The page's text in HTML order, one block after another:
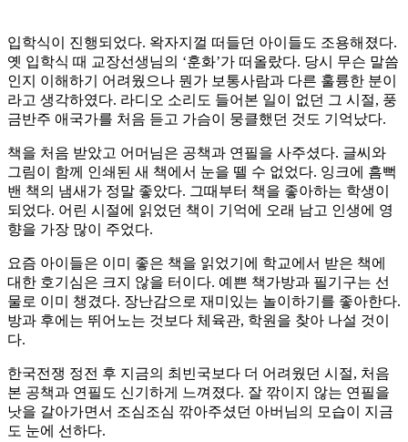
입학식이 진행되었다. 왁자지껄 떠들던 아이들도 조용해졌다.
옛 입학식 때 교장선생님의 ‘훈화’가 떠올랐다. 당시 무슨 말씀
인지 이해하기 어려웠으나 뭔가 보통사람과 다른 훌륭한 분이
라고 생각하였다. 라디오 소리도 들어본 일이 없던 그 시절, 풍
금반주 애국가를 처음 듣고 가슴이 뭉클했던 것도 기억났다.
책을 처음 받았고 어머님은 공책과 연필을 사주셨다. 글씨와
그림이 함께 인쇄된 새 책에서 눈을 뗄 수 없었다. 잉크에 흠뻑
밴 책의 냄새가 정말 좋았다. 그때부터 책을 좋아하는 학생이
되었다. 어린 시절에 읽었던 책이 기억에 오래 남고 인생에 영
향을 가장 많이 주었다.
요즘 아이들은 이미 좋은 책을 읽었기에 학교에서 받은 책에
대한 호기심은 크지 않을 터이다. 예쁜 책가방과 필기구는 선
물로 이미 챙겼다. 장난감으로 재미있는 놀이하기를 좋아한다.
방과 후에는 뛰어노는 것보다 체육관, 학원을 찾아 나설 것이
다.
한국전쟁 정전 후 지금의 최빈국보다 더 어려웠던 시절, 처음
본 공책과 연필도 신기하게 느껴졌다. 잘 깎이지 않는 연필을
낫을 갈아가면서 조심조심 깎아주셨던 아버님의 모습이 지금
도 눈에 선하다.